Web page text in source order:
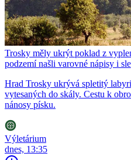
Trosky měly ukrýt poklad z
podzemí našli varovné nápisy i
Hrad Trosky ukrývá spletitý
vytesaných do skály. Cestu k
nánosy písku.
Výletárium
dnes, 13:35